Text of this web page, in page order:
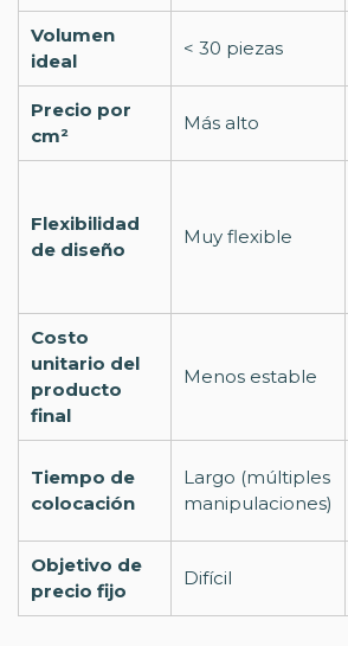
Volumen
ideal
< 30 piezas
Precio por
cm²
Más alto
Flexibilidad
de diseño
Muy flexible
Costo
unitario del
producto
final
Menos estable
Tiempo de
colocación
Largo (múltiples
manipulaciones)
Objetivo de
precio fijo
Difícil